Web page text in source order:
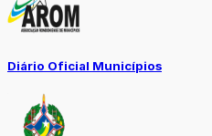
Diário Oficial Municípios